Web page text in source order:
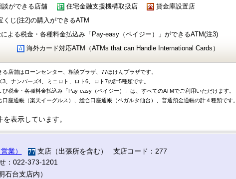
ができる店舗 住宅金融支援機構取扱店
貸金庫設置店
くじ(注2)の購入ができるATM
よる税金・各種料金払込み「Pay-easy（ペイジー）」ができるATM(注3)
海外カード対応ATM（ATMs that can Handle International Cards）
店舗はローンセンター、相談プラザ、77ほけんプラザです。
、ナンバーズ4、ミニロト、ロト6、ロト7の計5種類です。
び税金・各種料金払込み「Pay-easy（ペイジー）」は、すべてのATMでご利用いただけます。
口座通帳（楽天イーグルス）、総合口座通帳（ベガルタ仙台）、普通預金通帳の計４種類です。
を表示しています。
業）
支店（出張所を含む） 支店コード：277
：022-373-1201
台支店内）